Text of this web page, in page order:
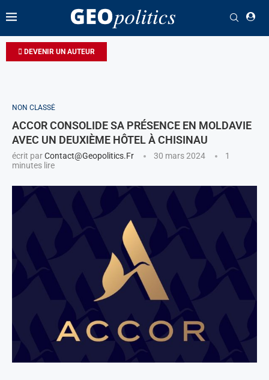
DEVENIR UN AUTEUR
NON CLASSÉ
ACCOR CONSOLIDE SA PRÉSENCE EN MOLDAVIE
AVEC UN DEUXIÈME HÔTEL À CHISINAU
écrit parContact@geopolitics.fr 30 mars 2024
1
minutes lire